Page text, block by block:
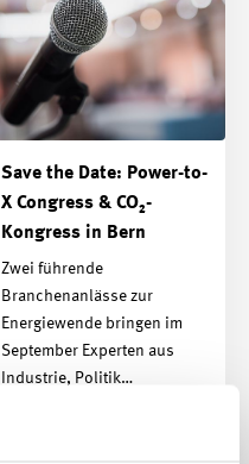
Save the Date: Power-to-
X Congress & CO₂-
Kongress in Bern
Zwei führende
Branchenanlässe zur
Energiewende bringen im
September Experten aus
Industrie, Politik…